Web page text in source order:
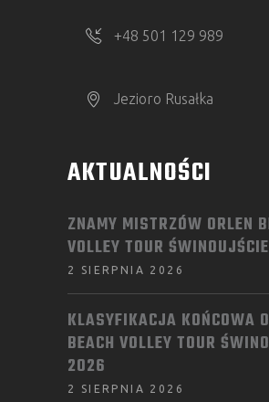
+48 501 129 989
Jezioro Rusałka
AKTUALNOŚCI
ZNAMY MISTRZÓW ORLEN
VOLLEY TOUR
2 SIERPNIA 2026
KLASYFIKACJA KOŃCOWA
BEACH VOLLEY TOUR
2026
2 SIERPNIA 2026